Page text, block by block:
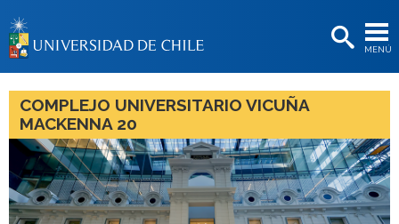
MENÚ
BIBLIOTECAS
LA UNIVERSIDAD
Estudiantes
Académicas/os
COMPLEJO UNIVERSITARIO VICUÑA
MACKENNA 20